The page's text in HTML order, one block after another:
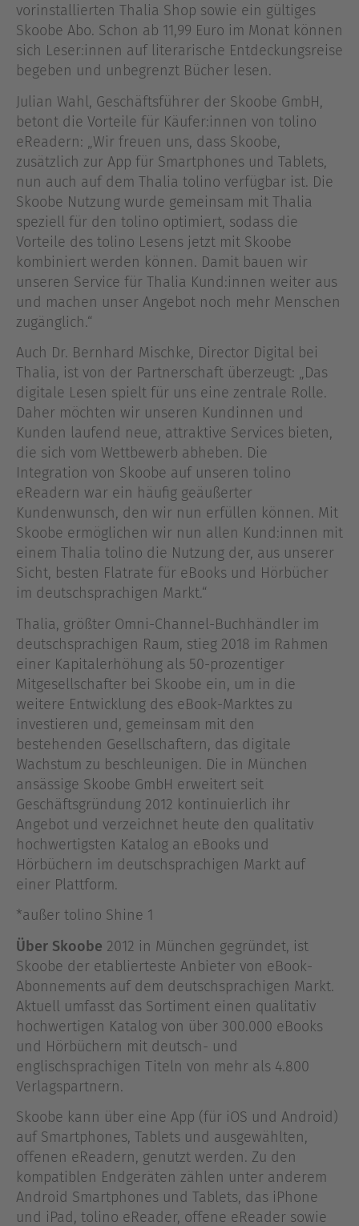
vorinstallierten Thalia Shop sowie ein gültiges
Skoobe Abo. Schon ab 11,99 Euro im Monat können
sich Leser:innen auf literarische Entdeckungsreise
begeben und unbegrenzt Bücher lesen.
Julian Wahl, Geschäftsführer der Skoobe GmbH,
betont die Vorteile für Käufer:innen von tolino
eReadern: „Wir freuen uns, dass Skoobe,
zusätzlich zur App für Smartphones und Tablets,
nun auch auf dem Thalia tolino verfügbar ist. Die
Skoobe Nutzung wurde gemeinsam mit Thalia
speziell für den tolino optimiert, sodass die
Vorteile des tolino Lesens jetzt mit Skoobe
kombiniert werden können. Damit bauen wir
unseren Service für Thalia Kund:innen weiter aus
und machen unser Angebot noch mehr Menschen
zugänglich.“
Auch Dr. Bernhard Mischke, Director Digital bei
Thalia, ist von der Partnerschaft überzeugt: „Das
digitale Lesen spielt für uns eine zentrale Rolle.
Daher möchten wir unseren Kundinnen und
Kunden laufend neue, attraktive Services bieten,
die sich vom Wettbewerb abheben. Die
Integration von Skoobe auf unseren tolino
eReadern war ein häufig geäußerter
Kundenwunsch, den wir nun erfüllen können. Mit
Skoobe ermöglichen wir nun allen Kund:innen mit
einem Thalia tolino die Nutzung der, aus unserer
Sicht, besten Flatrate für eBooks und Hörbücher
im deutschsprachigen Markt.“
Thalia, größter Omni-Channel-Buchhändler im
deutschsprachigen Raum, stieg 2018 im Rahmen
einer Kapitalerhöhung als 50-prozentiger
Mitgesellschafter bei Skoobe ein, um in die
weitere Entwicklung des eBook-Marktes zu
investieren und, gemeinsam mit den
bestehenden Gesellschaftern, das digitale
Wachstum zu beschleunigen. Die in München
ansässige Skoobe GmbH erweitert seit
Geschäftsgründung 2012 kontinuierlich ihr
Angebot und verzeichnet heute den qualitativ
hochwertigsten Katalog an eBooks und
Hörbüchern im deutschsprachigen Markt auf
einer Plattform.
*außer tolino Shine 1
Über Skoobe 2012 in München gegründet, ist
Skoobe der etablierteste Anbieter von eBook-
Abonnements auf dem deutschsprachigen Markt.
Aktuell umfasst das Sortiment einen qualitativ
hochwertigen Katalog von über 300.000 eBooks
und Hörbüchern mit deutsch- und
englischsprachigen Titeln von mehr als 4.800
Verlagspartnern.
Skoobe kann über eine App (für iOS und Android)
auf Smartphones, Tablets und ausgewählten,
offenen eReadern, genutzt werden. Zu den
kompatiblen Endgeräten zählen unter anderem
Android Smartphones und Tablets, das iPhone
und iPad, tolino eReader, offene eReader sowie